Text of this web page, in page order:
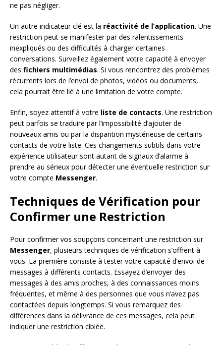
ne pas négliger.
Un autre indicateur clé est la réactivité de l’application. Une
restriction peut se manifester par des ralentissements
inexpliqués ou des difficultés à charger certaines
conversations. Surveillez également votre capacité à envoyer
des fichiers multimédias. Si vous rencontrez des problèmes
récurrents lors de l’envoi de photos, vidéos ou documents,
cela pourrait être lié à une limitation de votre compte.
Enfin, soyez attentif à votre liste de contacts. Une restriction
peut parfois se traduire par l’impossibilité d’ajouter de
nouveaux amis ou par la disparition mystérieuse de certains
contacts de votre liste. Ces changements subtils dans votre
expérience utilisateur sont autant de signaux d’alarme à
prendre au sérieux pour détecter une éventuelle restriction sur
votre compte Messenger.
Techniques de Vérification pour
Confirmer une Restriction
Pour confirmer vos soupçons concernant une restriction sur
Messenger, plusieurs techniques de vérification s’offrent à
vous. La première consiste à tester votre capacité d’envoi de
messages à différents contacts. Essayez d’envoyer des
messages à des amis proches, à des connaissances moins
fréquentes, et même à des personnes que vous n’avez pas
contactées depuis longtemps. Si vous remarquez des
différences dans la délivrance de ces messages, cela peut
indiquer une restriction ciblée.